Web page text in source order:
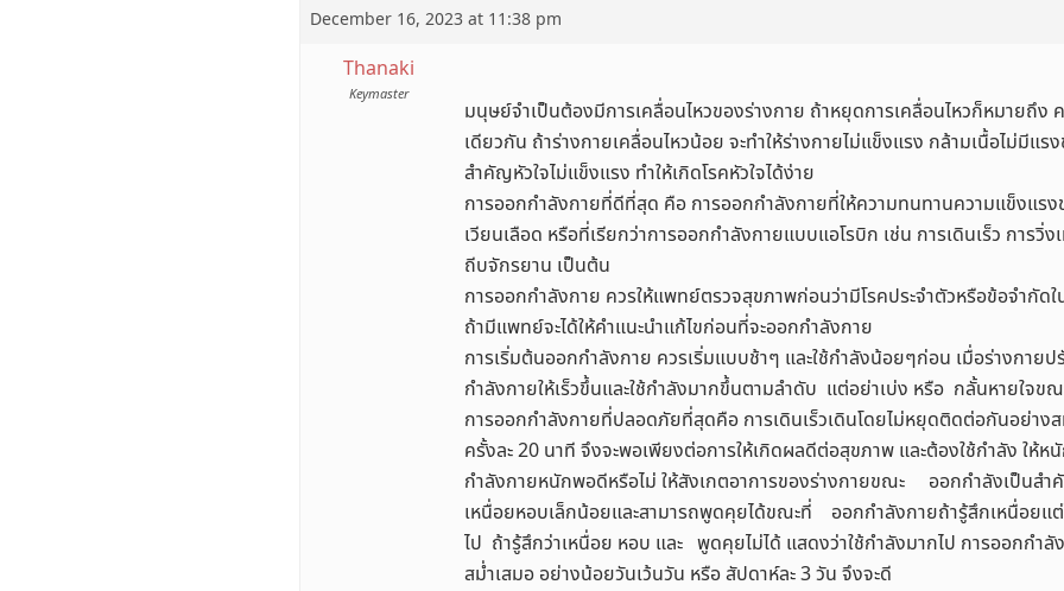
December 16, 2023 at 11:38 pm
Thanaki
Keymaster
มนุษย์จำเป็นต้องมีการเคลื่อนไหวของร่างกาย ถ้าหยุดการเคลื่อนไหวก็หมายถึง
เดียวกัน ถ้าร่างกายเคลื่อนไหวน้อย จะทำให้ร่างกายไม่แข็งแรง กล้ามเนื้อไม่มีแ
สำคัญหัวใจไม่แข็งแรง ทำให้เกิดโรคหัวใจได้ง่าย
การออกกำลังกายที่ดีที่สุด คือ การออกกำลังกายที่ให้ความทนทานความแข็งแรง
เวียนเลือด หรือที่เรียกว่าการออกกำลังกายแบบแอโรบิก เช่น การเดินเร็ว การวิ่ง
ถีบจักรยาน เป็นต้น
การออกกำลังกาย ควรให้แพทย์ตรวจสุขภาพก่อนว่ามีโรคประจำตัวหรือข้อจำกัด
ถ้ามีแพทย์จะได้ให้คำแนะนำแก้ไขก่อนที่จะออกกำลังกาย
การเริ่มต้นออกกำลังกาย ควรเริ่มแบบช้าๆ และใช้กำลังน้อยๆก่อน เมื่อร่างกาย
กำลังกายให้เร็วขึ้นและใช้กำลังมากขึ้นตามลำดับ แต่อย่าเบ่ง หรือ กลั้นหายใจข
การออกกำลังกายที่ปลอดภัยที่สุดคือ การเดินเร็วเดินโดยไม่หยุดติดต่อกันอย่างส
ครั้งละ 20 นาที จึงจะพอเพียงต่อการให้เกิดผลดีต่อสุขภาพ และต้องใช้กำลัง ให้ห
กำลังกายหนักพอดีหรือไม่ ให้สังเกตอาการของร่างกายขณะ ออกกำลังเป็นส
เหนื่อยหอบเล็กน้อยและสามารถพูดคุยได้ขณะที่ ออกกำลังกายถ้ารู้สึกเหนื่อยแ
ไป ถ้ารู้สึกว่าเหนื่อย หอบ และ พูดคุยไม่ได้ แสดงว่าใช้กำลังมากไป การออกกำลั
สม่ำเสมอ อย่างน้อยวันเว้นวัน หรือ สัปดาห์ละ 3 วัน จึงจะดี